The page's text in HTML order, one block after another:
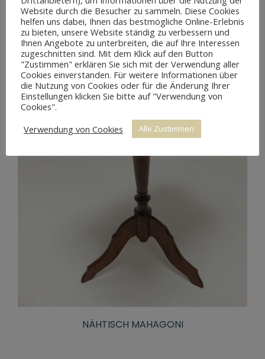
NÄHTISCH MAHAGONI
Website durch die Besucher zu sammeln. Diese Cookies
helfen uns dabei, Ihnen das bestmögliche Online-Erlebnis
zu bieten, unsere Website ständig zu verbessern und
Ihnen Angebote zu unterbreiten, die auf Ihre Interessen
zugeschnitten sind. Mit dem Klick auf den Button
"Zustimmen" erklären Sie sich mit der Verwendung aller
Cookies einverstanden. Für weitere Informationen über
die Nutzung von Cookies oder für die Änderung Ihrer
Einstellungen klicken Sie bitte auf "Verwendung von
Cookies".
Verwendung von Cookies
Alle Zustimmen